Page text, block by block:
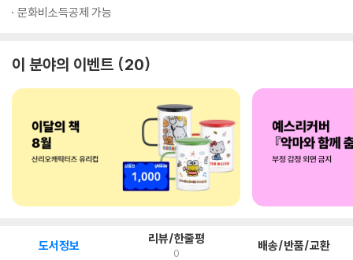
문화비소득공제 가능
이 분야의 이벤트 20
도서정보 리뷰/한줄평
0 배송/반품/교환